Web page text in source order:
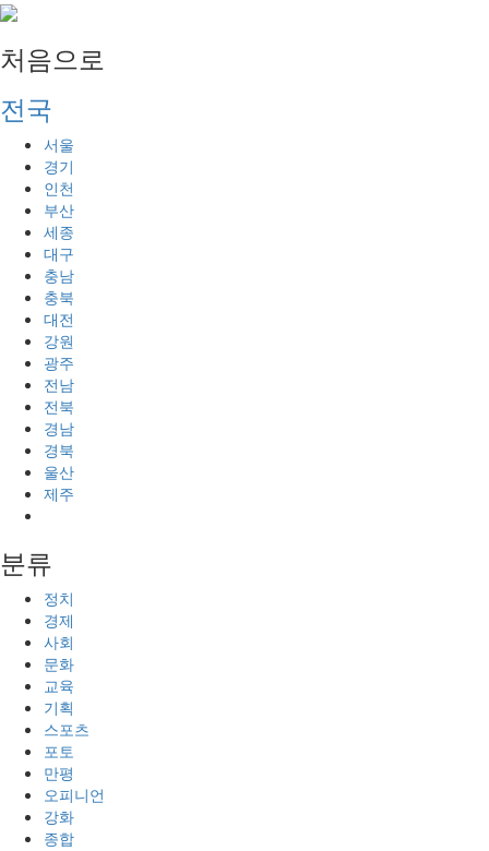
처음으로
전국
서울
경기
인천
부산
세종
대구
충남
충북
대전
강원
광주
전남
전북
경남
경북
울산
제주
분류
정치
경제
사회
문화
교육
기획
스포츠
포토
만평
오피니언
강화
종합